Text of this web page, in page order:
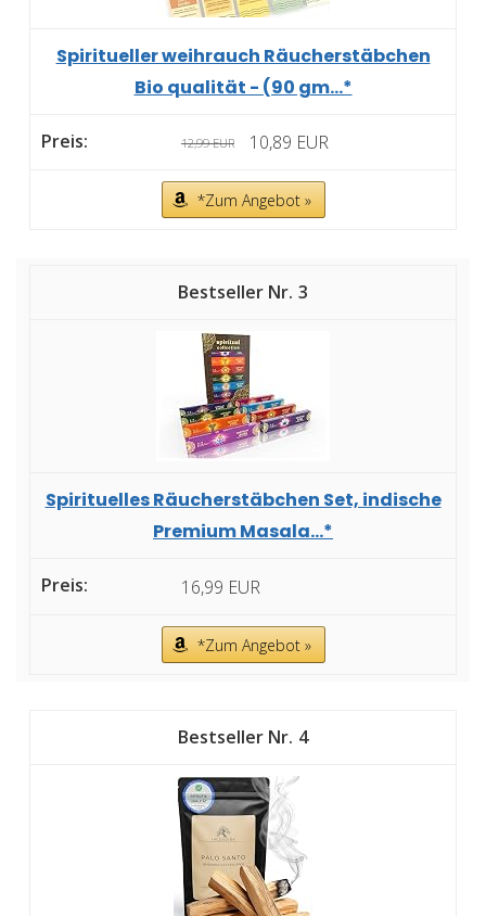
Spiritueller weihrauch Räucherstäbchen
Bio qualität - (90 gm...*
12,99 EUR 10,89 EUR
*Zum Angebot »
3
Spirituelles Räucherstäbchen Set, indische
Premium Masala...*
16,99 EUR
*Zum Angebot »
4